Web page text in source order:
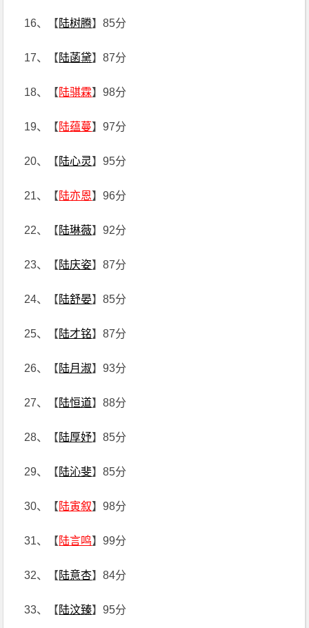
16、【陆树腾】85分
17、【陆菡黛】87分
18、【陆骐霖】98分
19、【陆蕴蔓】97分
20、【陆心灵】95分
21、【陆亦恩】96分
22、【陆琳薇】92分
23、【陆庆姿】87分
24、【陆舒晏】85分
25、【陆才铭】87分
26、【陆月淑】93分
27、【陆恒道】88分
28、【陆厚妤】85分
29、【陆沁斐】85分
30、【陆寅叙】98分
31、【陆言鸣】99分
32、【陆意杏】84分
33、【陆汶臻】95分